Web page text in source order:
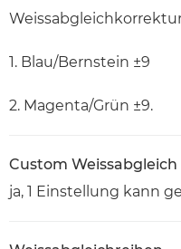
1. Blau/Bernstein ±9
2. Magenta/Grün ±9.
Custom Weissabgleich
ja, 1 Einstellung kann